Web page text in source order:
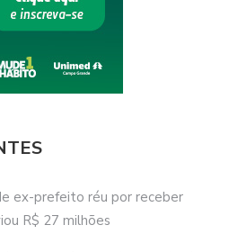
ex-prefeito réu por receber
R$ 27 milhões